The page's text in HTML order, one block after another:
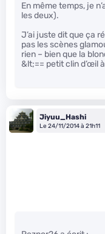
En même temps, je
les deux).
J’ai juste dit que ça
pas les scènes
rien – bien que la
&lt;== petit clin d’œil
Jiyuu_Hashi
Le 24/11/2014 à 21h11